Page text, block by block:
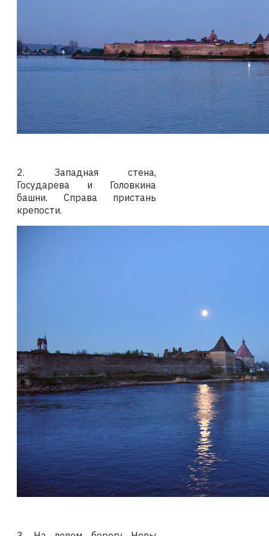
2. Западная стена,
Государева и Головкина
башни. Справа пристань
крепости.